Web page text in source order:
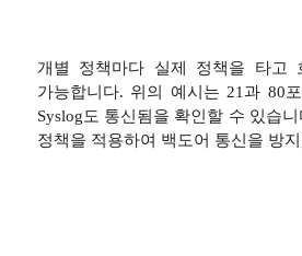
개별 정책마다 실제 정책을 타고
가능합니다. 위의 예시는 21과 80
Syslog도 통신됨을 확인할 수 있습
정책을 적용하여 백도어 통신을 방